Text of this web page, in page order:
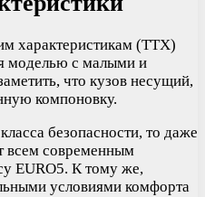
характеристикам (ТТХ)
моделью с малыми и
что кузов несущий,
компоновку.
безопасности, то даже
всем современным
EURO5. К тому же,
условиями комфорта